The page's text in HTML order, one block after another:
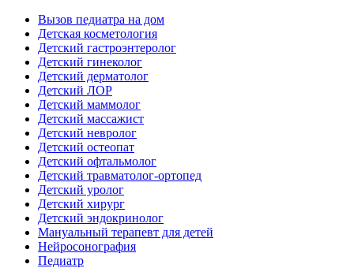
Вызов педиатра на дом
Детская косметология
Детский гастроэнтеролог
Детский гинеколог
Детский дерматолог
Детский ЛОР
Детский маммолог
Детский массажист
Детский невролог
Детский остеопат
Детский офтальмолог
Детский травматолог-ортопед
Детский уролог
Детский хирург
Детский эндокринолог
Мануальный терапевт для детей
Нейросонография
Педиатр